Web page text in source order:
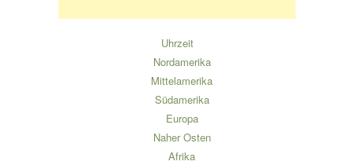
Uhrzeit
Nordamerika
Mittelamerika
Südamerika
Europa
Naher Osten
Afrika